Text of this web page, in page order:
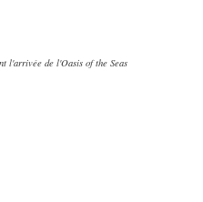
l'arrivée de l'Oasis of the Seas